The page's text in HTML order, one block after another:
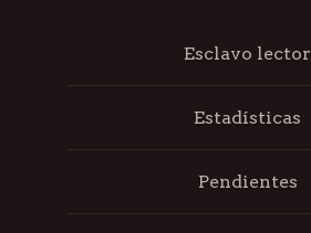
Esclavo lector
Estadísticas
Pendientes